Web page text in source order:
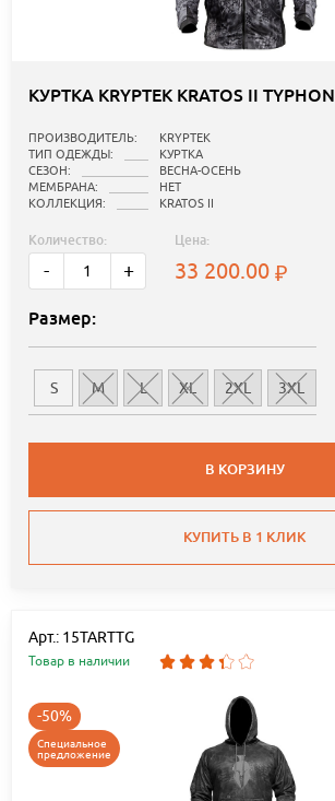
КУРТКА KRYPTEK KRATOS II TYPHON
ПРОИЗВОДИТЕЛЬ:
KRYPTEK
ТИП ОДЕЖДЫ:
КУРТКА
СЕЗОН:
ВЕСНА-ОСЕНЬ
МЕМБРАНА:
НЕТ
КОЛЛЕКЦИЯ:
KRATOS II
Количество:
- +
Цена:
33 200.00
Размер:
S M L XL 2XL 3XL
В КОРЗИНУ
КУПИТЬ В 1 КЛИК
Арт.: 15TARTTG
Товар в наличии
-50%
Специальное
предложение